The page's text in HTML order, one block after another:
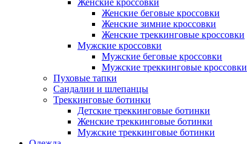
Женские кроссовки
Женские беговые кроссовки
Женские зимние кроссовки
Женские треккинговые кроссовки
Мужские кроссовки
Мужские беговые кроссовки
Мужские треккинговые кроссовки
Пуховые тапки
Сандалии и шлепанцы
Треккинговые ботинки
Детские треккинговые ботинки
Женские треккинговые ботинки
Мужские треккинговые ботинки